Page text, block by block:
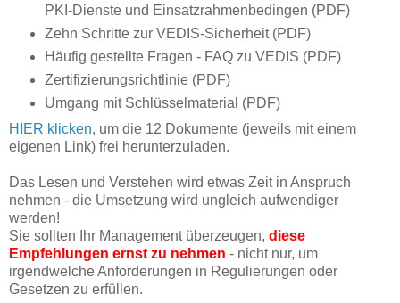
PKI-Dienste und Einsatzrahmenbedingen (PDF)
Zehn Schritte zur VEDIS-Sicherheit (PDF)
Häufig gestellte Fragen - FAQ zu VEDIS (PDF)
Zertifizierungsrichtlinie (PDF)
Umgang mit Schlüsselmaterial (PDF)
HIER klicken, um die 12 Dokumente (jeweils mit einem
eigenen Link) frei herunterzuladen.
Das Lesen und Verstehen wird etwas Zeit in Anspruch
nehmen - die Umsetzung wird ungleich aufwendiger
werden!
Sie sollten Ihr Management überzeugen, diese
Empfehlungen ernst zu nehmen - nicht nur, um
irgendwelche Anforderungen in Regulierungen oder
Gesetzen zu erfüllen.